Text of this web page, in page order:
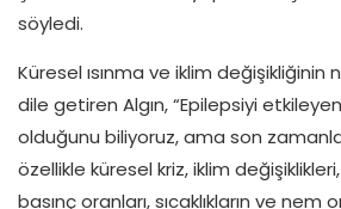
söyledi.
Küresel ısınma ve iklim
dile getiren Algın, “Epilepsiyi
olduğunu biliyoruz, ama son
özellikle küresel kriz, iklim
basınç oranları, sıcaklıkların ve nem